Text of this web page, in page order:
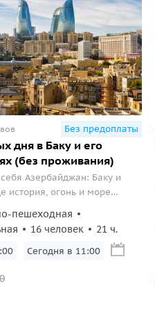
Без предоплаты
дня в Баку и его
(без проживания)
Азербайджан: Баку и
история, огонь и море
пешеходная
16 человек 21 ч.
Сегодня в 11:00